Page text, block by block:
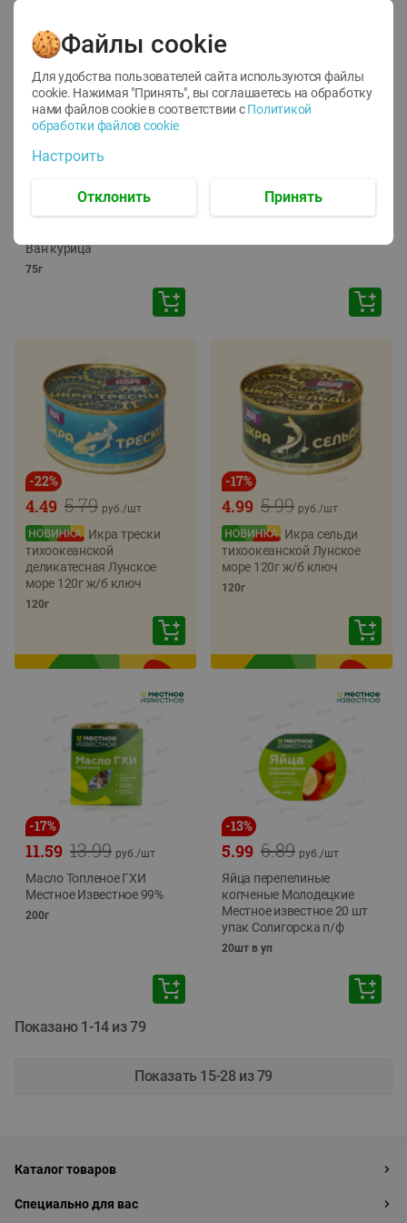
12
1.05 руб./
руб./шт
Корм влаж. для кош. с
Ван курица
75г
ТОФУ Vegetus ТВЕРДЫЙ
-22%
5.79
4.49 руб./шт
Икра трески
тихоокеанской
деликатесная Лунское
море 120г ж/б ключ
120г
-17%
5.99
4.99 руб./шт
Икра сельди
тихоокеанской Лунское
море 120г ж/б ключ
120г
-17%
13.99
11.59 руб./шт
Масло Топленое ГХИ
Местное Известное 99%
200г
-13%
6.89
5.99 руб./шт
Яйца перепелиные
копченые Молодецкие
Местное известное 20 шт
упак Солигорска п/ф
20шт в уп
Показано 1-14 из 79
Показать 15-28 из 79
Каталог товаров
Специально для вас
Файлы cookie
Для удобства пользователей сайта используются файлы
cookie. Нажимая "Принять", вы соглашаетесь на обработку
нами файлов cookie в соответствии с Политикой
обработки файлов cookie
Настроить
Отклонить Принять